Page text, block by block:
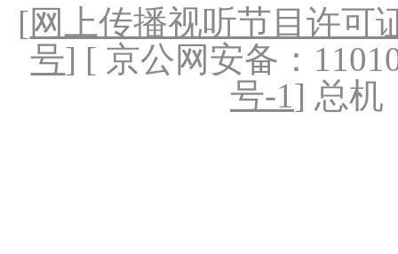
[网上传播视听节目许可
号] [ 京公网安备：
号-1] 总机